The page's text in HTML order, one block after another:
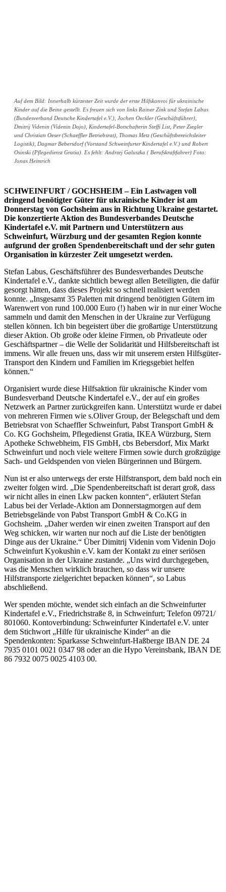
Auf dem Bild: Innerhalb kürzester Zeit wurde der erste Hilfskonvoi für ukrainische
Kinder auf die Beine gestellt. Es freuen sich von links Rainer Zink und Stefan Labus
(Bundesverband Deutsche Kindertafel e.V.), Jochen Oeckler (Geschäftsführer),
Dmitrij Videnin (Videnin Dojo), Kindertafel-Botschafterin Steffi List, Peter Ziegler
und Christian Oeser (Schaeffler Betriebsrat), Thomas Metz (Geschäftsbereichsleiter
Logistik), Dagmar Bebersdorf (Vorstand Schweinfurter Kindertafel e.V.) und Robert
Osinski (Pflegedienst Gratia). Es fehlt: Andrzej Galuszka ( Berufskraftfahrer) Foto:
Jonas Heimrich
SCHWEINFURT / GOCHSHEIM – Ein Lastwagen voll
dringend benötigter Güter für ukrainische Kinder ist am
Donnerstag von Gochsheim aus in Richtung Ukraine gestartet.
Die konzertierte Aktion des Bundesverbandes Deutsche
Kindertafel e.V. mit Partnern und Unterstützern aus
Schweinfurt, Würzburg und der gesamten Region konnte
aufgrund der großen Spendenbereitschaft und der sehr guten
Organisation in kürzester Zeit umgesetzt werden.
Stefan Labus, Geschäftsführer des Bundesverbandes Deutsche
Kindertafel e.V., dankte sichtlich bewegt allen Beteiligten, die dafür
gesorgt hätten, dass dieses Projekt so schnell realisiert werden
konnte. „Insgesamt 35 Paletten mit dringend benötigten Gütern im
Warenwert von rund 100.000 Euro (!) haben wir in nur einer Woche
sammeln und damit den Menschen in der Ukraine zur Verfügung
stellen können. Ich bin begeistert über die großartige Unterstützung
dieser Aktion. Ob große oder kleine Firmen, ob Privatleute oder
Geschäftspartner – die Welle der Solidarität und Hilfsbereitschaft ist
immens. Wir alle freuen uns, dass wir mit unserem ersten Hilfsgüter-
Transport den Kindern und Familien im Kriegsgebiet helfen
können.“
Organisiert wurde diese Hilfsaktion für ukrainische Kinder vom
Bundesverband Deutsche Kindertafel e.V., der auf ein großes
Netzwerk an Partner zurückgreifen kann. Unterstützt wurde er dabei
von mehreren Firmen wie s.Oliver Group, der Belegschaft und dem
Betriebsrat von Schaeffler Schweinfurt, Pabst Transport GmbH &
Co. KG Gochsheim, Pflegedienst Gratia, IKEA Würzburg, Stern
Apotheke Schwebheim, FIS GmbH, cbs Bebersdorf, Mix Markt
Schweinfurt und noch viele weitere Firmen sowie durch großzügige
Sach- und Geldspenden von vielen Bürgerinnen und Bürgern.
Nun ist er also unterwegs der erste Hilfstransport, dem bald noch ein
zweiter folgen wird. „Die Spendenbereitschaft ist derart groß, dass
wir nicht alles in einen Lkw packen konnten“, erläutert Stefan
Labus bei der Verlade-Aktion am Donnerstagmorgen auf dem
Betriebsgelände von Pabst Transport GmbH & Co.KG in
Gochsheim. „Daher werden wir einen zweiten Transport auf den
Weg schicken, wir warten nur noch auf die Liste der benötigten
Dinge aus der Ukraine.“ Über Dimitrij Videnin vom Videnin Dojo
Schweinfurt Kyokushin e.V. kam der Kontakt zu einer seriösen
Organisation in der Ukraine zustande. „Uns wird durchgegeben,
was die Menschen wirklich brauchen, so dass wir unsere
Hilfstransporte zielgerichtet bepacken können“, so Labus
abschließend.
Wer spenden möchte, wendet sich einfach an die Schweinfurter
Kindertafel e.V., Friedrichstraße 8, in Schweinfurt; Telefon 09721/
801060. Kontoverbindung: Schweinfurter Kindertafel e.V. unter
dem Stichwort „Hilfe für ukrainische Kinder“ an die
Spendenkonten: Sparkasse Schweinfurt-Haßberge IBAN DE 24
7935 0101 0021 0347 98 oder an die Hypo Vereinsbank, IBAN DE
86 7932 0075 0025 4103 00.